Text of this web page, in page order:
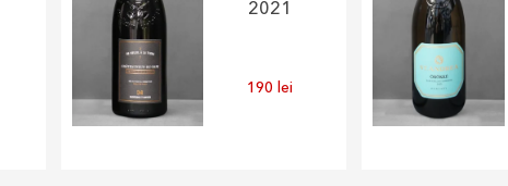
2021
190 lei